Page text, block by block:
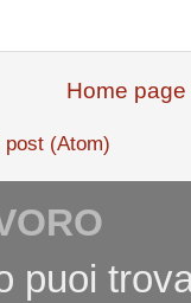
Home page
(Atom)
puoi